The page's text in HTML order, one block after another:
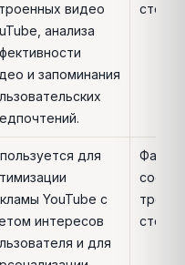
видео
анализа
и запоминания
для
YouTube с
интересов
и для
Файл
cookie